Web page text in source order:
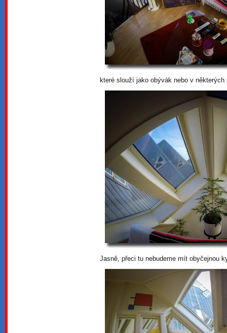
které slouží jako obývák nebo v
Jasně, přeci tu nebudeme mít obyčejnou